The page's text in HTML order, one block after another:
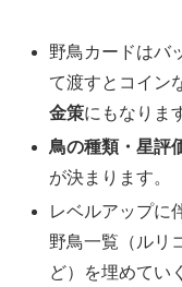
野鳥カードはバ
て渡すとコイン
金策にもなりま
鳥の種類・星評
が決まります。​
レベルアップに
野鳥一覧（ルリ
ど）を埋めてい